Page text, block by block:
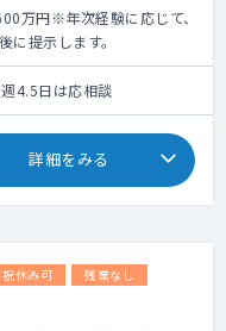
お願いいたします。
相談可能です。
して会議など出席をご依頼
います。
5コマ
問診療を含めて全体で月
万円※年次経験に応じて、
に提示します。
4.5日は応相談
詳細をみる
休み可
残業なし